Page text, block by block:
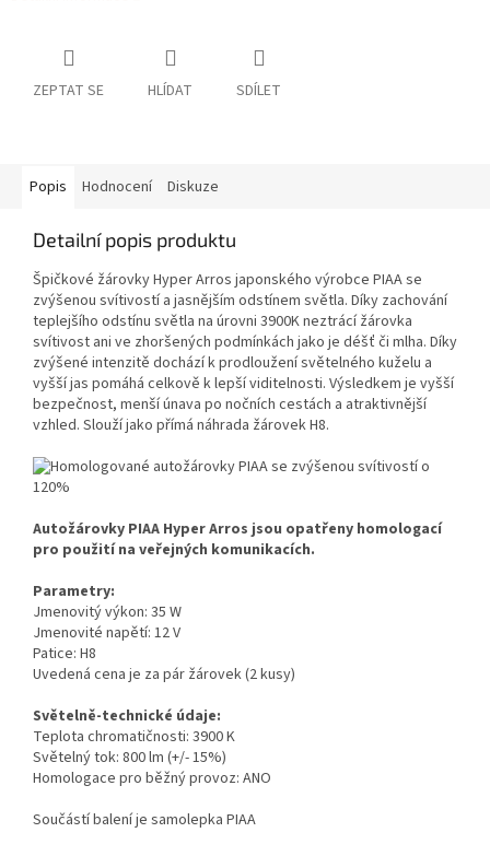
ZEPTAT SE HLÍDAT SDÍLET
Popis Hodnocení Diskuze
Detailní popis produktu
Špičkové žárovky Hyper Arros japonského výrobce PIAA se
zvýšenou svítivostí a jasnějším odstínem světla. Díky zachování
teplejšího odstínu světla na úrovni 3900K neztrácí žárovka
svítivost ani ve zhoršených podmínkách jako je déšť či mlha. Díky
zvýšené intenzitě dochází k prodloužení světelného kuželu a
vyšší jas pomáhá celkově k lepší viditelnosti. Výsledkem je vyšší
bezpečnost, menší únava po nočních cestách a atraktivnější
vzhled. Slouží jako přímá náhrada žárovek H8.
Autožárovky PIAA Hyper Arros jsou opatřeny homologací
pro použití na veřejných komunikacích.
Parametry:
Jmenovitý výkon: 35 W
Jmenovité napětí: 12 V
Patice: H8
Uvedená cena je za pár žárovek (2 kusy)
Světelně-technické údaje:
Teplota chromatičnosti: 3900 K
Světelný tok: 800 lm (+/- 15%)
Homologace pro běžný provoz: ANO
Součástí balení je samolepka PIAA